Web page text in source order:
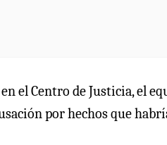
el Centro de Justicia, el
por hechos que